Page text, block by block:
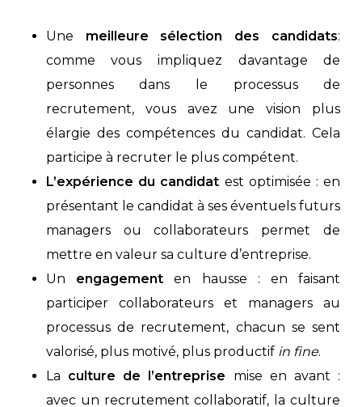
Une meilleure sélection des candidats:
comme vous impliquez davantage de
personnes dans le processus de
recrutement, vous avez une vision plus
élargie des compétences du candidat. Cela
participe à recruter le plus compétent.
L’expérience du candidat est optimisée : en
présentant le candidat à ses éventuels futurs
managers ou collaborateurs permet de
mettre en valeur sa culture d’entreprise.
Un engagement en hausse : en faisant
participer collaborateurs et managers au
processus de recrutement, chacun se sent
valorisé, plus motivé, plus productif in fine.
La culture de l’entreprise mise en avant :
avec un recrutement collaboratif, la culture